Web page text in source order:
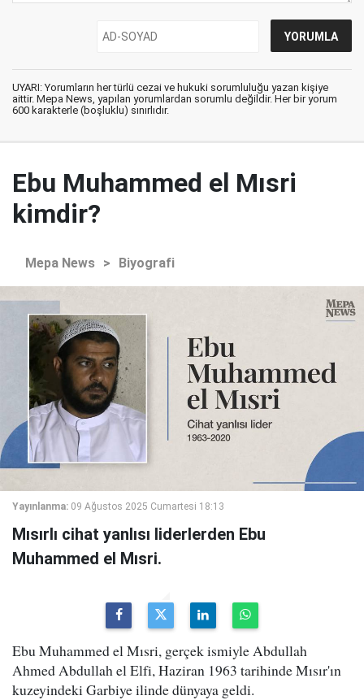
UYARI: Yorumların her türlü cezai ve hukuki sorumluluğu yazan kişiye
aittir. Mepa News, yapılan yorumlardan sorumlu değildir. Her bir yorum
600 karakterle (boşluklu) sınırlıdır.
Ebu Muhammed el Mısri
kimdir?
Mepa News > Biyografi
Yayınlanma: 09 Ağustos 2025 Cumartesi 18:13
Mısırlı cihat yanlısı liderlerden Ebu
Muhammed el Mısri.
Ebu Muhammed el Mısri, gerçek ismiyle Abdullah
Ahmed Abdullah el Elfi, Haziran 1963 tarihinde Mısır'ın
kuzeyindeki Garbiye ilinde dünyaya geldi.